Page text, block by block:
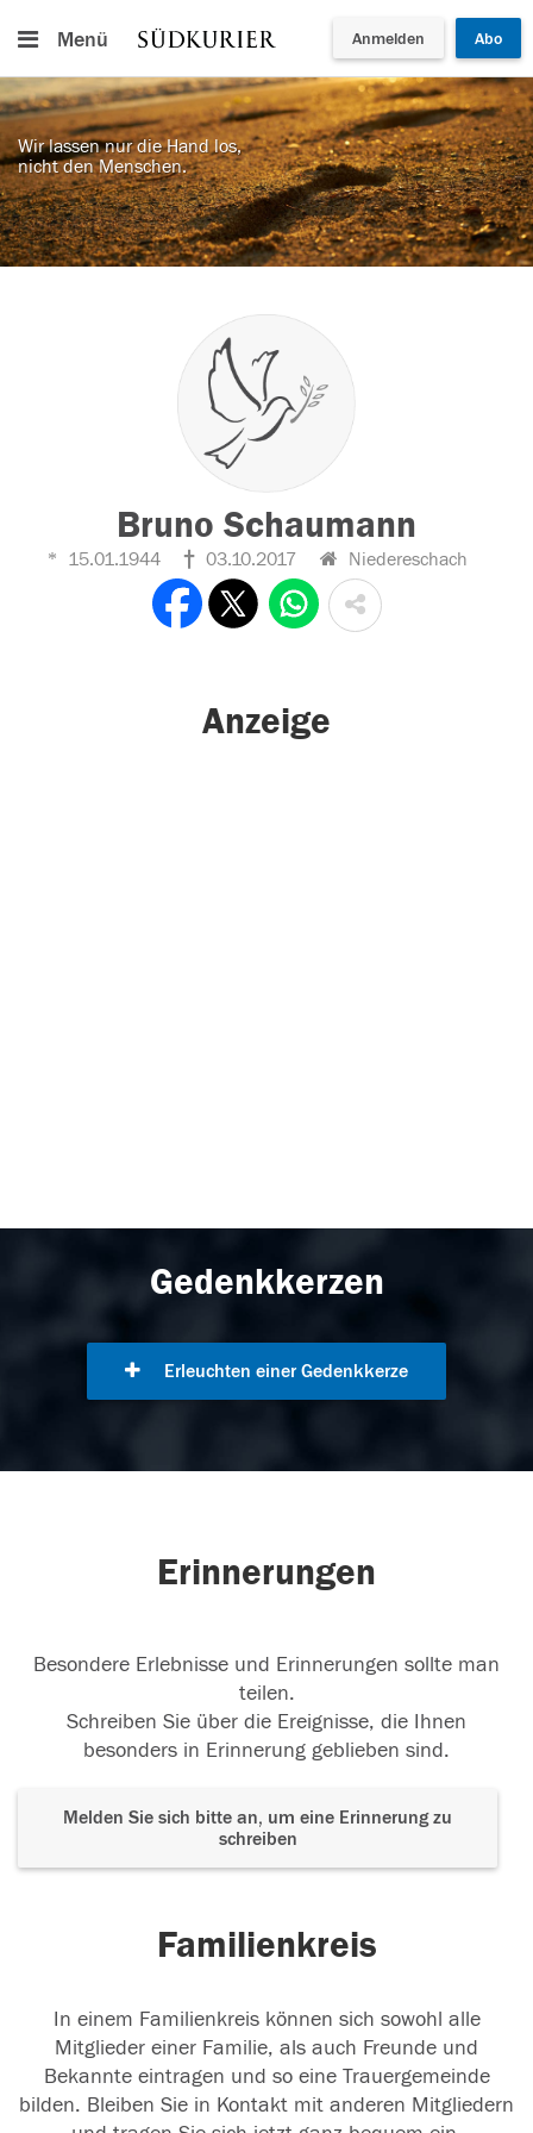
Menü Anmelden Abo
Wir lassen nur die Hand los,
nicht den Menschen.
Bruno Schaumann
15.01.1944 03.10.2017 Niedereschach
Anzeige
Gedenkkerzen
Erleuchten einer Gedenkkerze
Erinnerungen
Besondere Erlebnisse und Erinnerungen sollte man
teilen.
Schreiben Sie über die Ereignisse, die Ihnen
besonders in Erinnerung geblieben sind.
Melden Sie sich bitte an, um eine Erinnerung zu
schreiben
Familienkreis
In einem Familienkreis können sich sowohl alle
Mitglieder einer Familie, als auch Freunde und
Bekannte eintragen und so eine Trauergemeinde
bilden. Bleiben Sie in Kontakt mit anderen Mitgliedern